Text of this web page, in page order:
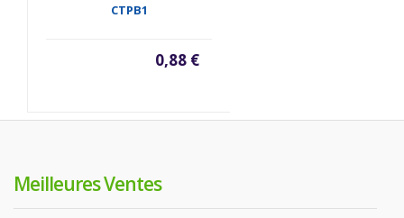
CTPB1
0,88 €
Meilleures Ventes